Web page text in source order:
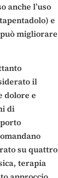
anche l’uso
e
migliorare
il
dolore e
di
su quattro
terapia